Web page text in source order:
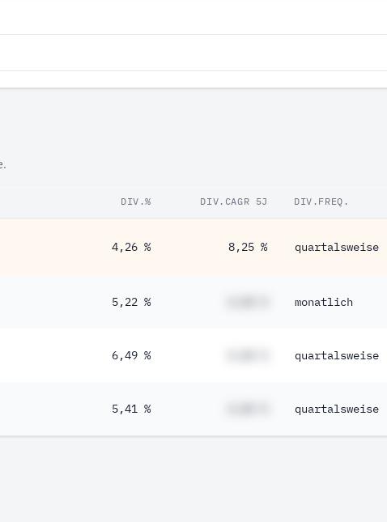
DIV.% DIV.CAGR 5J DIV.FREQ.
4,26 % 8,25 % quartalsweise
5,22 % monatlich
6,49 % quartalsweise
5,41 % quartalsweise